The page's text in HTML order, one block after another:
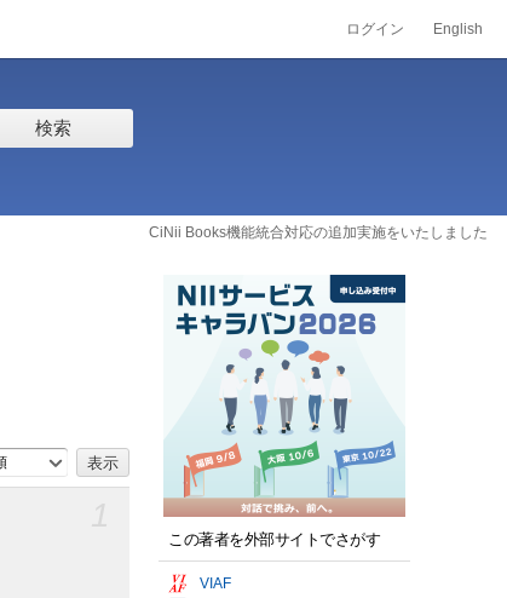
ログイン English
検索
CiNii Books機能統合対応の追加実施をいたしました
この著者を外部サイトでさがす
VIAF